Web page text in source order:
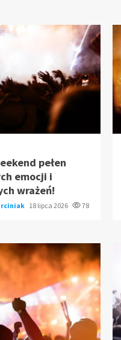
pełen
emocji i
wrażeń!
18 lipca 2026 78